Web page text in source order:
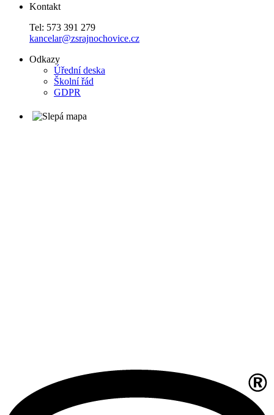
Kontakt
Tel: 573 391 279
kancelar@zsrajnochovice.cz
Odkazy
Úřední deska
Školní řád
GDPR